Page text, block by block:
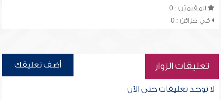
المقيميّن : 0
في خزائن : 0
تعليقات الزوار أضف تعليقك
لا توجد تعليقات حتى الآن